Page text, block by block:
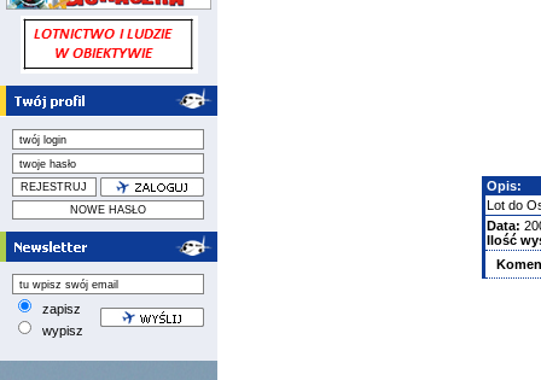
zapisz
wypisz
Opis:
Lot do
Data:
Ilość